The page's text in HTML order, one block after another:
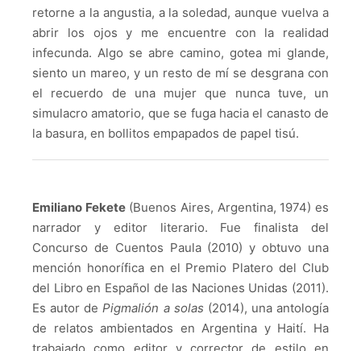
retorne a la angustia, a la soledad, aunque vuelva a
abrir los ojos y me encuentre con la realidad
infecunda. Algo se abre camino, gotea mi glande,
siento un mareo, y un resto de mí se desgrana con
el recuerdo de una mujer que nunca tuve, un
simulacro amatorio, que se fuga hacia el canasto de
la basura, en bollitos empapados de papel tisú.
Emiliano Fekete(Buenos Aires, Argentina, 1974) es
narrador y editor literario. Fue finalista del
Concurso de Cuentos Paula (2010) y obtuvo una
mención honorífica en el Premio Platero del Club
del Libro en Español de las Naciones Unidas (2011).
Es autor de Pigmalión a solas (2014), una antología
de relatos ambientados en Argentina y Haití. Ha